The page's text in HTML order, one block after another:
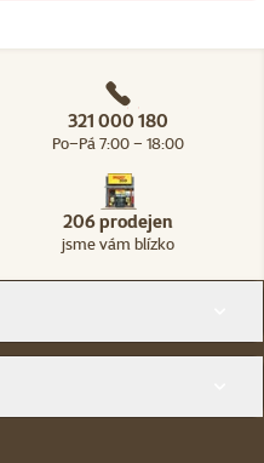
321 000 180
Po–Pá 7:00 – 18:00
206 prodejen
jsme vám blízko